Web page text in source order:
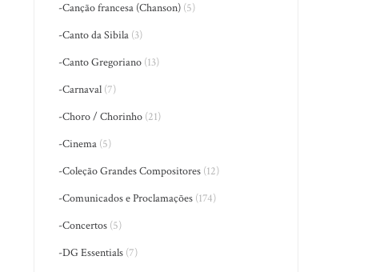
-Canção francesa (Chanson) (5)
-Canto da Sibila (3)
-Canto Gregoriano (13)
-Carnaval (7)
-Choro / Chorinho (21)
-Cinema (5)
-Coleção Grandes Compositores (12)
-Comunicados e Proclamações (174)
-Concertos (5)
-DG Essentials (7)